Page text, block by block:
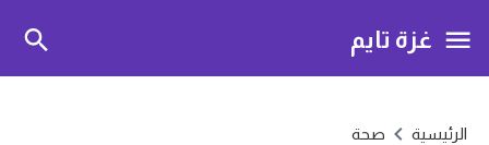
غزة تايم
الرئيسية صحة